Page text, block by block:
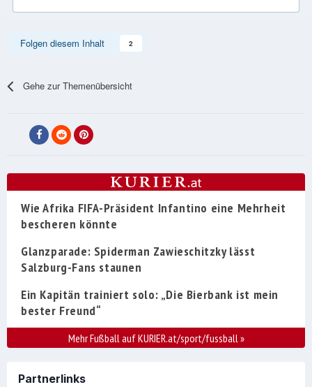
Folgen diesem Inhalt 2
Gehe zur Themenübersicht
Wie Afrika FIFA-Präsident Infantino eine Mehrheit
bescheren könnte
Glanzparade: Spiderman Zawieschitzky lässt
Salzburg-Fans staunen
Ein Kapitän trainiert solo: „Die Bierbank ist mein
bester Freund“
Mehr Fußball auf KURIER.at/sport/fussball»
Partnerlinks